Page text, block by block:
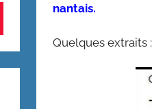
nantais.
Quelques extraits :